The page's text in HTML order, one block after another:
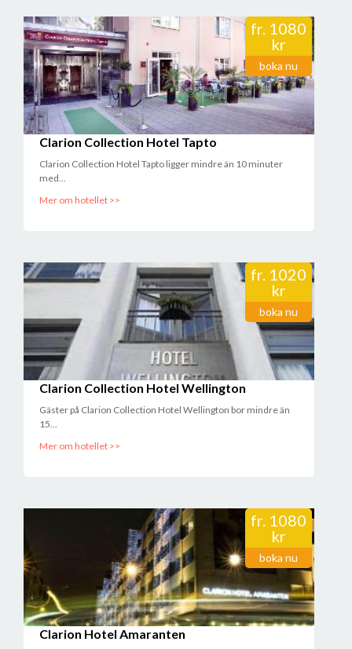
fr. 1080
kr
boka nu
Clarion Collection Hotel Tapto
Clarion Collection Hotel Tapto ligger mindre än 10 minuter
med...
Mer om hotellet >>
fr. 1020
kr
boka nu
Clarion Collection Hotel Wellington
Gäster på Clarion Collection Hotel Wellington bor mindre än
15...
Mer om hotellet >>
fr. 1080
kr
boka nu
Clarion Hotel Amaranten